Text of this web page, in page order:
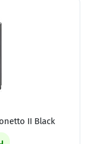
II Black